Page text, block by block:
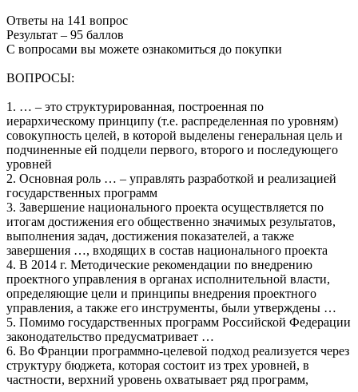
Ответы на 141 вопрос
Результат – 95 баллов
С вопросами вы можете ознакомиться до покупки
ВОПРОСЫ:
1. … – это структурированная, построенная по
иерархическому принципу (т.е. распределенная по уровням)
совокупность целей, в которой выделены генеральная цель и
подчиненные ей подцели первого, второго и последующего
уровней
2. Основная роль … – управлять разработкой и реализацией
государственных программ
3. Завершение национального проекта осуществляется по
итогам достижения его общественно значимых результатов,
выполнения задач, достижения показателей, а также
завершения …, входящих в состав национального проекта
4. В 2014 г. Методические рекомендации по внедрению
проектного управления в органах исполнительной власти,
определяющие цели и принципы внедрения проектного
управления, а также его инструменты, были утверждены …
5. Помимо государственных программ Российской Федерации
законодательство предусматривает …
6. Во Франции программно-целевой подход реализуется через
структуру бюджета, которая состоит из трех уровней, в
частности, верхний уровень охватывает ряд программ,